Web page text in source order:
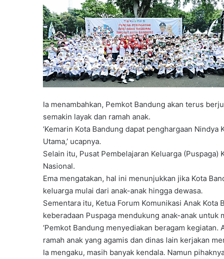
Ia menambahkan, Pemkot Bandung akan terus
semakin layak dan ramah anak.
‘Kemarin Kota Bandung dapat penghargaan
Utama,’ ucapnya.
Selain itu, Pusat Pembelajaran Keluarga
Nasional.
Ema mengatakan, hal ini menunjukkan jika Kota
keluarga mulai dari anak-anak hingga dewasa.
Sementara itu, Ketua Forum Komunikasi Anak Kota
keberadaan Puspaga mendukung anak-anak
‘Pemkot Bandung menyediakan beragam kegiatan.
ramah anak yang agamis dan dinas lain kerjakan
Ia mengaku, masih banyak kendala. Namun